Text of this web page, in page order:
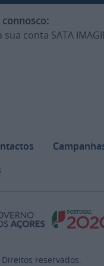
conta SATA
Direitos reservados.